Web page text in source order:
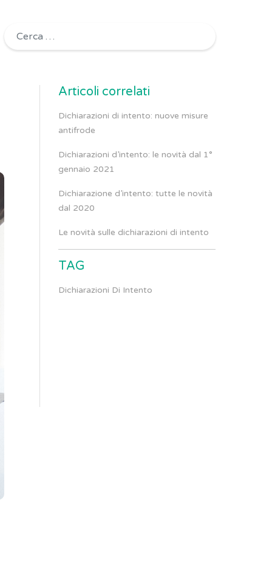
Ricerca per:
Articoli correlati
Dichiarazioni di intento: nuove misure
antifrode
Dichiarazioni d’intento: le novità dal 1°
gennaio 2021
Dichiarazione d’intento: tutte le novità
dal 2020
Le novità sulle dichiarazioni di intento
TAG
Dichiarazioni Di Intento